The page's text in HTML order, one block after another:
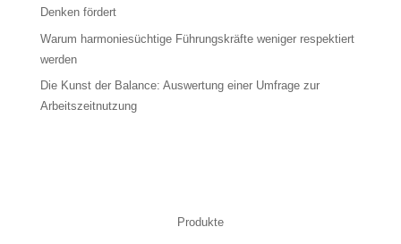
Denken fördert
Warum harmoniesüchtige Führungskräfte weniger respektiert
werden
Die Kunst der Balance: Auswertung einer Umfrage zur
Arbeitszeitnutzung
Produkte